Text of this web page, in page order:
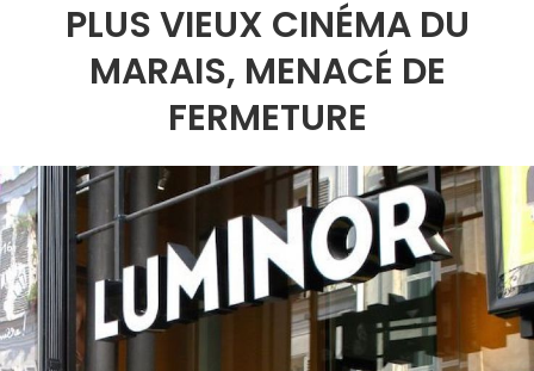
PLUS VIEUX CINÉMA DU
MARAIS, MENACÉ DE
FERMETURE